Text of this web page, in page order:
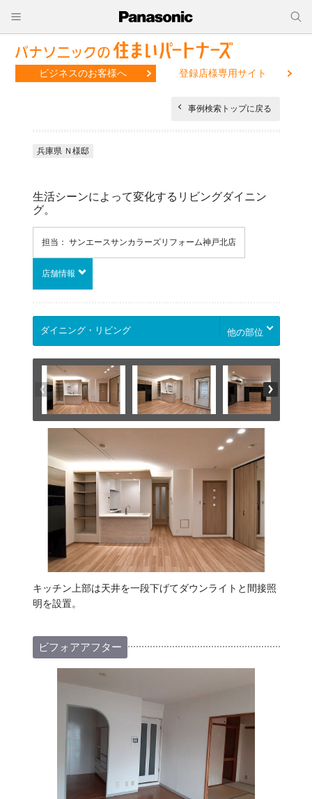
ビジネスのお客様へ 登録店様専用サイト
事例検索トップに戻る
兵庫県 Ｎ様邸
生活シーンによって変化するリビングダイニン
グ。
担当： サンエースサンカラーズリフォーム神戸北店
店舗情報
他の部位
キッチン上部は天井を一段下げてダウンライトと間接照
明を設置。
ビフォアアフター